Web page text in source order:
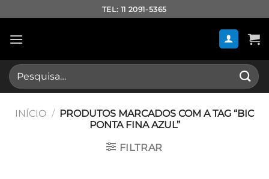
to
content
TEL: 11 2091-5365
Pesquisar
por:
INÍCIO / PRODUTOS MARCADOS COM A TAG “BIC
PONTA FINA AZUL”
FILTRAR